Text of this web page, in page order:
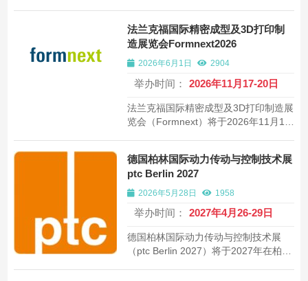
理及外包服务，为制造业企业提供高效
维护解决方案与外包合作机会。
法兰克福国际精密成型及3D打印制
造展览会Formnext2026
2026年6月1日 2904
举办时间： 2026年11月17-20日
法兰克福国际精密成型及3D打印制造展
览会（Formnext）将于2026年11月17-
览面积54000平方米，汇聚约859家展
商，吸引约32851名专业观众，是全球
增材制造行业最具影响力的标杆展会。
德国柏林国际动力传动与控制技术展
ptc Berlin 2027
2026年5月28日 1958
举办时间： 2027年4月26-29日
德国柏林国际动力传动与控制技术展
（ptc Berlin 2027）将于2027年在柏林